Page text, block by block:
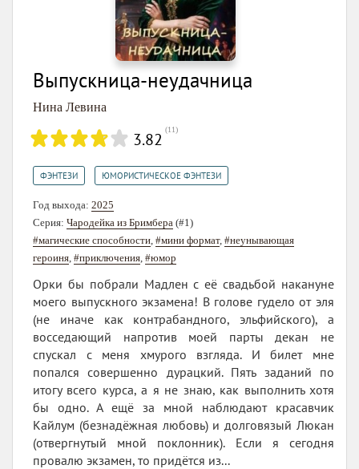
Выпускница-неудачница
Нина Левина
3.82 (11)
ФЭНТЕЗИ ЮМОРИСТИЧЕСКОЕ ФЭНТЕЗИ
Год выхода: 2025
Серия: Чародейка из Бримбера (#1)
#магические способности #мини формат, #неунывающая
героиня #приключения #юмор
Орки бы побрали Мадлен с её свадьбой накануне
моего выпускного экзамена! В голове гудело от эля
(не иначе как контрабандного, эльфийского), а
восседающий напротив моей парты декан не
спускал с меня хмурого взгляда. И билет мне
попался совершенно дурацкий. Пять заданий по
итогу всего курса, а я не знаю, как выполнить хотя
бы одно. А ещё за мной наблюдают красавчик
Кайлум (безнадёжная любовь) и долговязый Люкан
(отвергнутый мной поклонник). Если я сегодня
провалю экзамен, то придётся из...